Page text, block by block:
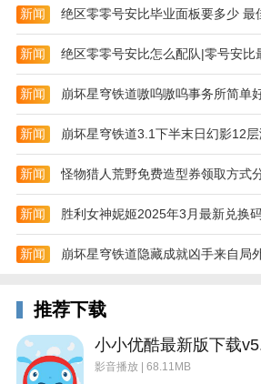
十堰社保客户端更新日志
新闻 绝区零零号安比毕业面板要多少 最
新闻 绝区零零号安比怎么配队|零号安比
新闻 崩坏星穹铁道嗷呜嗷呜事务所简单
新闻 崩坏星穹铁道3.1下半末日幻影12
新闻 怪物猎人荒野免费造型券领取方式
新闻 胜利女神妮姬2025年3月最新兑换
新闻 崩坏星穹铁道隐藏成就凶手来自局
推荐下载
影音播放 | 68.11MB